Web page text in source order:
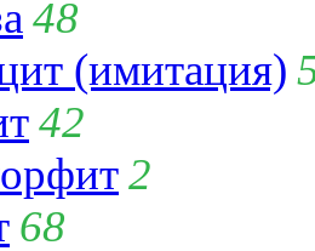
48
(имитация)
42
2
68